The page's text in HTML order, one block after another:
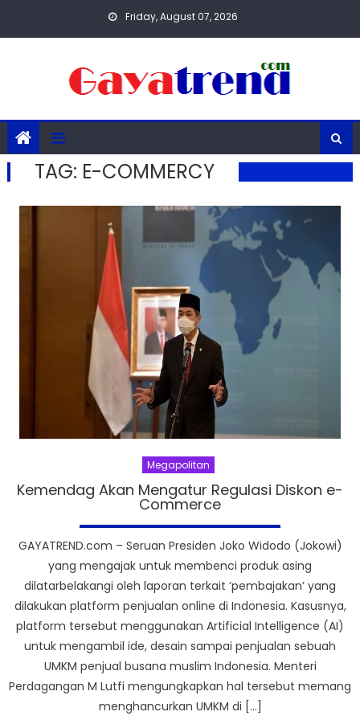
Friday, August 07, 2026
TAG: E-COMMERCY
Megapolitan
Kemendag Akan Mengatur Regulasi Diskon e-
Commerce
GAYATREND.com – Seruan Presiden Joko Widodo (Jokowi)
yang mengajak untuk membenci produk asing
dilatarbelakangi oleh laporan terkait ‘pembajakan’ yang
dilakukan platform penjualan online di Indonesia. Kasusnya,
platform tersebut menggunakan Artificial Intelligence (AI)
untuk mengambil ide, desain sampai penjualan sebuah
UMKM penjual busana muslim Indonesia. Menteri
Perdagangan M Lutfi mengungkapkan hal tersebut memang
menghancurkan UMKM di […]